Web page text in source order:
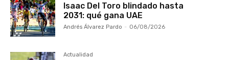
Isaac Del Toro blindado hasta
2031: qué gana UAE
Andrés Álvarez Pardo - 06/08/2026
Actualidad